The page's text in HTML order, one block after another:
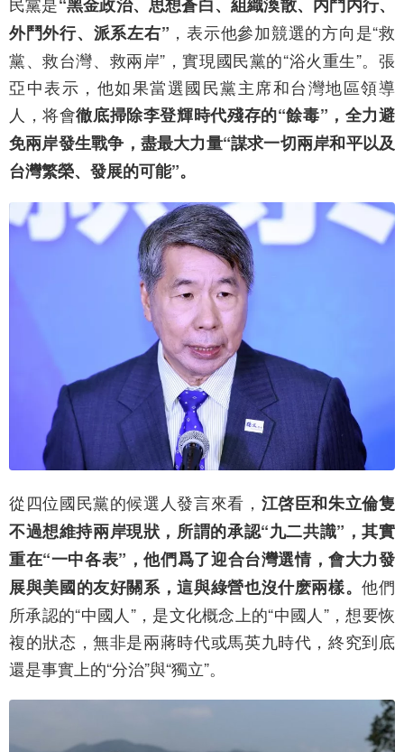
外鬥外行、派系左右” ，表示他參加競選的方向是“救
黨、救台灣、救兩岸”，實現國民黨的“浴火重生”。張
亞中表示，他如果當選國民黨主席和台灣地區領導
人，将會徹底掃除李登輝時代殘存的“餘毒”，全力避
免兩岸發生戰争，盡最大力量“謀求一切兩岸和平以及
台灣繁榮、發展的可能”。
從四位國民黨的候選人發言來看， 江啓臣和朱立倫隻
不過想維持兩岸現狀，所謂的承認“九二共識”，其實
重在“一中各表”，他們爲了迎合台灣選情，會大力發
展與美國的友好關系，這與綠營也沒什麽兩樣。他們
所承認的“中國人”，是文化概念上的“中國人”，想要恢
複的狀态，無非是兩蔣時代或馬英九時代，終究到底
還是事實上的“分治”與“獨立”。